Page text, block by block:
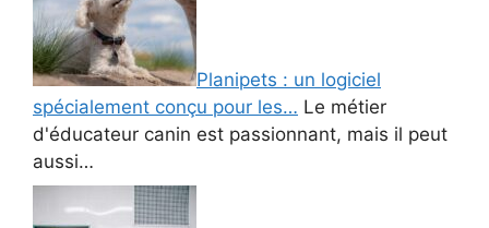
Planipets : un logiciel
spécialement conçu pour les… Le métier
d'éducateur canin est passionnant, mais il peut
aussi…